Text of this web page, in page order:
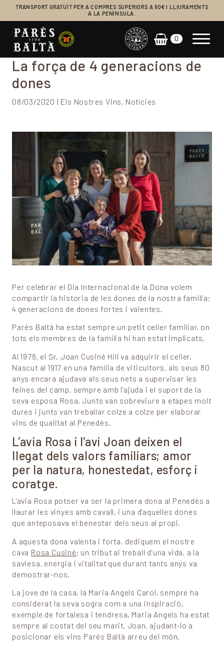
TRANSPORT GRATUÏT PER A COMPRES SUPERIORS A 60€ I LLIURAMENTS
A LA PENÍNSULA.
Navegació principal 0
La força de 4 generacions de
dones
08/03/2020 | Els Nostres Vins, Notícies
Per celebrar el Dia Internacional de la Dona volem
compartir la historia de les dones de la nostra família;
4 generacions de dones fortes i valentes.
Parés Baltà ha estat sempre un petit celler familiar, on
tots els membres de la família hi han estat implicats.
Al 1978, el Sr. Joan Cusiné Hill va adquirir el celler.
Nascut al 1917 en una família de viticultors, als seus 80
anys encara ajudava als seus nets a supervisar les
feines del camp, sempre amb l’ajuda i el suport de la
seva esposa Rosa. Junts van sobreviure a etapes molt
dures i junts van treballar colze a colze per elaborar
vins de qualitat al Penedès.
L’avia Rosa i l’avi Joan deixen el
llegat dels valors familiars; amor
per la natura, honestedat, esforç i
coratge.
L’avia Rosa potser va ser la primera dona al Penedès a
llaurar les vinyes amb cavall, i una d’aquelles dones
que anteposava el benestar dels seus al propi.
A aquesta dona valenta i forta, dediquem el nostre
cava Rosa Cusiné; un tribut al treball d’una vida, a la
saviesa, energia i vitalitat que durant tants anys va
demostrar-nos.
La jove de la casa, la Maria Angels Carol, sempre ha
considerat la seva sogra com a una inspiració,
exemple de fortalesa i tendresa. Maria Angels ha estat
sempre al costat del seu marit, Joan, ajudant-lo a
posicionar els vins Parés Baltà arreu del món.